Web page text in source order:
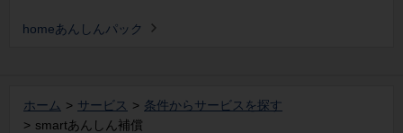
homeあんしんパック
ホーム サービス
条件からサービスを探す
smartあんしん補償